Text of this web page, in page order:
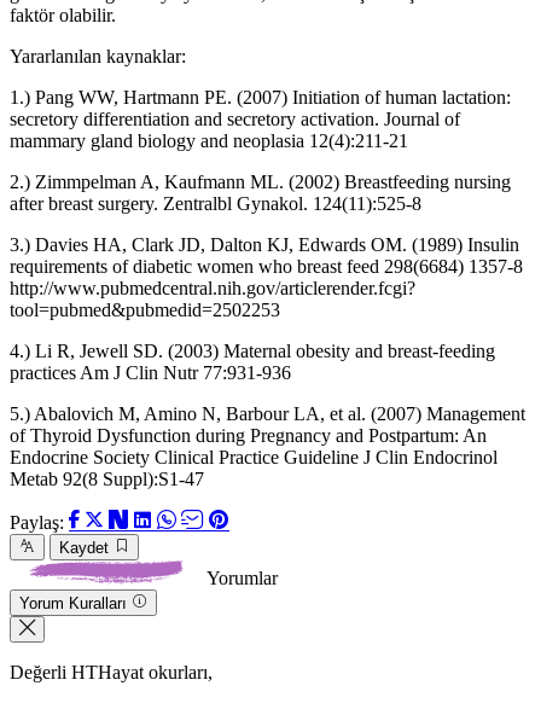
faktör olabilir.
Yararlanılan kaynaklar:
1.) Pang WW, Hartmann PE. (2007) Initiation of human lactation:
secretory differentiation and secretory activation. Journal of
mammary gland biology and neoplasia 12(4):211-21
2.) Zimmpelman A, Kaufmann ML. (2002) Breastfeeding nursing
after breast surgery. Zentralbl Gynakol. 124(11):525-8
3.) Davies HA, Clark JD, Dalton KJ, Edwards OM. (1989) Insulin
requirements of diabetic women who breast feed 298(6684) 1357-8
http://www.pubmedcentral.nih.gov/articlerender.fcgi?
tool=pubmed&pubmedid=2502253
4.) Li R, Jewell SD. (2003) Maternal obesity and breast-feeding
practices Am J Clin Nutr 77:931-936
5.) Abalovich M, Amino N, Barbour LA, et al. (2007) Management
of Thyroid Dysfunction during Pregnancy and Postpartum: An
Endocrine Society Clinical Practice Guideline J Clin Endocrinol
Metab 92(8 Suppl):S1-47
Paylaş:
Kaydet
Yorumlar
Yorum Kuralları
Değerli HTHayat okurları,